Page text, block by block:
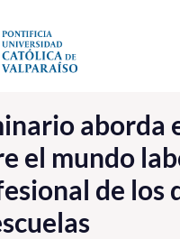
ir directamente al contenido
Creación e
con el Medio
aborda
el mundo
de los